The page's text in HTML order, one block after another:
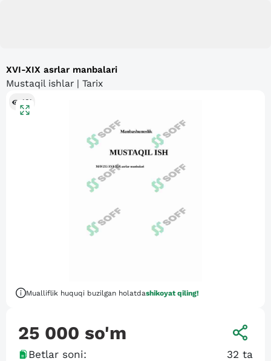
XVI-XIX asrlar manbalari
Mustaqil ishlar | Tarix
161
Mualliflik huquqi buzilgan holatdashikoyat qiling!
25 000 so'm
Betlar soni: 32 ta